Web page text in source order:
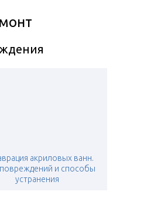
акриловых ванн.
и способы
устранения